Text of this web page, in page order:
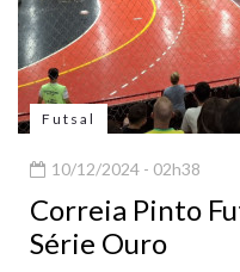
Futsal
10/12/2024 - 02h38
Correia Pinto
Série Ouro